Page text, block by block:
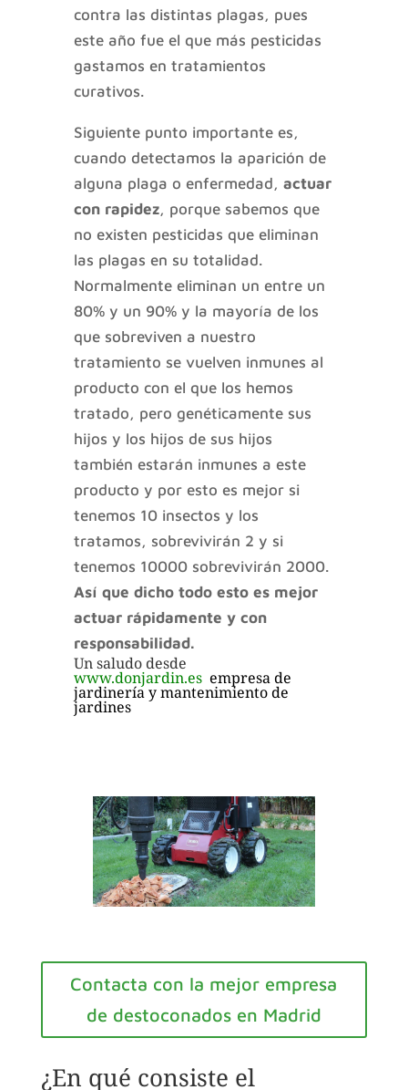
contra las distintas plagas, pues
este año fue el que más pesticidas
gastamos en tratamientos
curativos.
Siguiente punto importante es,
cuando detectamos la aparición de
alguna plaga o enfermedad, actuar
con rapidez, porque sabemos que
no existen pesticidas que eliminan
las plagas en su totalidad.
Normalmente eliminan un entre un
80% y un 90% y la mayoría de los
que sobreviven a nuestro
tratamiento se vuelven inmunes al
producto con el que los hemos
tratado, pero genéticamente sus
hijos y los hijos de sus hijos
también estarán inmunes a este
producto y por esto es mejor si
tenemos 10 insectos y los
tratamos, sobrevivirán 2 y si
tenemos 10000 sobrevivirán 2000.
Así que dicho todo esto es mejor
actuar rápidamente y con
responsabilidad.
Un saludo desde
www.donjardin.es empresa de
jardinería y mantenimiento de
jardines
Contacta con la mejor empresa
de destoconados en Madrid
¿En qué consiste el